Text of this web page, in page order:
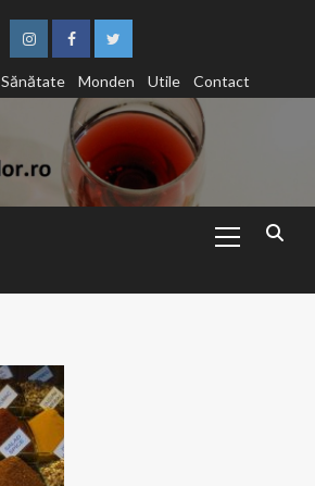
InstagramFacebookTwitter
Sănătate Monden Utile Contact
Menu